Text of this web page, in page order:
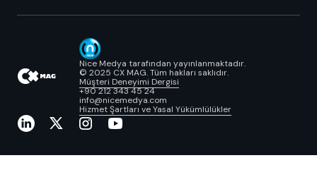
Nice Medya tarafından yayınlanmaktadır.
© 2025 CX MAG. Tüm hakları saklıdır.
Müşteri Deneyimi Dergisi
+90 212 343 45 24
info@nicemedya.com
Hizmet Şartları ve Yasal Yükümlülükler